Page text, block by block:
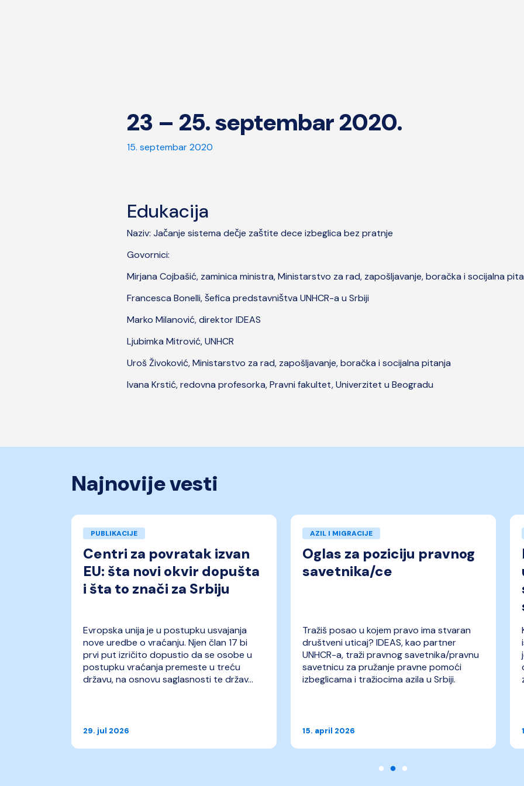
23 – 25. septembar 2020.
15. septembar 2020
Edukacija
Naziv: Jačanje sistema dečje zaštite dece izbeglica bez pratnje
Govornici:
Mirjana Cojbašić, zaminica ministra, Ministarstvo za rad, zapošljavanje, boračka i socijalna
Francesca Bonelli, šefica predstavništva UNHCR-a u Srbiji
Marko Milanović, direktor IDEAS
Ljubimka Mitrović, UNHCR
Uroš Živoković, Ministarstvo za rad, zapošljavanje, boračka i socijalna pitanja
Ivana Krstić, redovna profesorka, Pravni fakultet, Univerzitet u Beogradu
Najnovije vesti
PUBLIKACIJE
Centri za povratak izvan
EU: šta novi okvir dopušta
i šta to znači za Srbiju
Evropska unija je u postupku usvajanja
nove uredbe o vraćanju. Njen član 17 bi
prvi put izričito dopustio da se osobe u
postupku vraćanja premeste u treću
državu, na osnovu saglasnosti te držav...
29. jul 2026
AZIL I MIGRACIJE
Oglas za poziciju pravnog
savetnika/ce
Tražiš posao u kojem pravo ima stvaran
društveni uticaj? IDEAS, kao partner
UNHCR-a, traži pravnog savetnika/pravnu
savetnicu za pružanje pravne pomoći
izbeglicama i tražiocima azila u Srbiji.
15. april 2026